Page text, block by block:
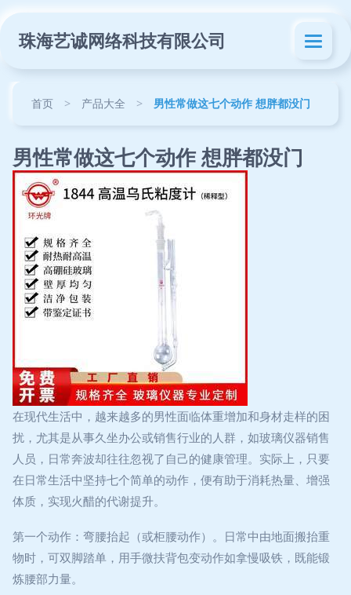
珠海艺诚网络科技有限公司
首页 > 产品大全 > 男性常做这七个动作 想胖都没门
男性常做这七个动作 想胖都没门
在现代生活中，越来越多的男性面临体重增加和身材走样的困
扰，尤其是从事久坐办公或销售行业的人群，如玻璃仪器销售
人员，日常奔波却往往忽视了自己的健康管理。实际上，只要
在日常生活中坚持七个简单的动作，便有助于消耗热量、增强
体质，实现火醋的代谢提升。
第一个动作：弯腰抬起（或柜腰动作）。日常中由地面搬抬重
物时，可双脚踏单，用手微扶背包变动作如拿慢吸铁，既能锻
炼腰部力量。